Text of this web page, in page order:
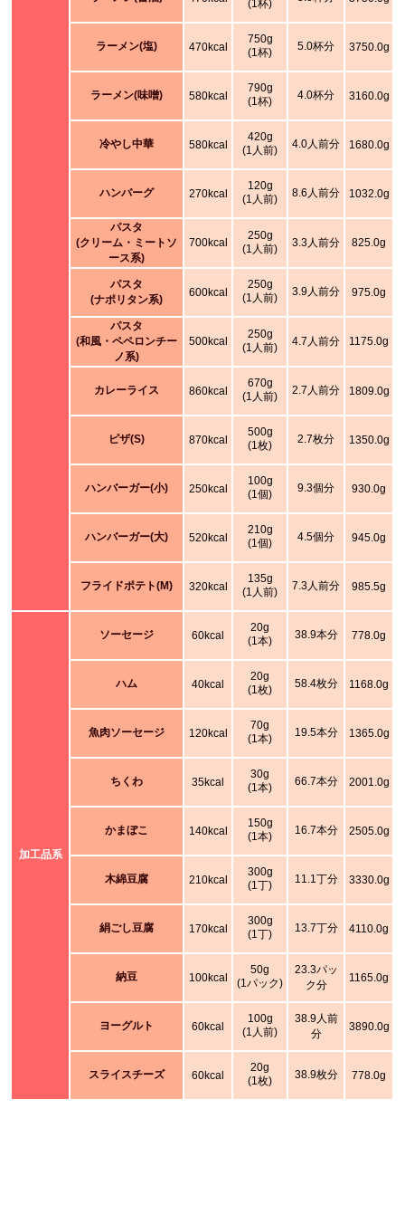
(1杯)
ラーメン(塩) 470kcal
750g
(1杯)
5.0杯分 3750.0g
ラーメン(味噌) 580kcal
790g
(1杯)
4.0杯分 3160.0g
冷やし中華 580kcal
420g
(1人前)
4.0人前分 1680.0g
ハンバーグ 270kcal
120g
(1人前)
8.6人前分 1032.0g
パスタ
(クリーム・ミートソ
ース系)
700kcal
250g
(1人前)
3.3人前分 825.0g
パスタ
(ナポリタン系)
600kcal
250g
(1人前)
3.9人前分 975.0g
パスタ
(和風・ペペロンチー
ノ系)
500kcal
250g
(1人前)
4.7人前分 1175.0g
カレーライス 860kcal
670g
(1人前)
2.7人前分 1809.0g
ピザ(S) 870kcal
500g
(1枚)
2.7枚分 1350.0g
ハンバーガー(小) 250kcal
100g
(1個)
9.3個分 930.0g
ハンバーガー(大) 520kcal
210g
(1個)
4.5個分 945.0g
フライドポテト(M) 320kcal
135g
(1人前)
7.3人前分 985.5g
加工品系
ソーセージ 60kcal
20g
(1本)
38.9本分 778.0g
ハム 40kcal
20g
(1枚)
58.4枚分 1168.0g
魚肉ソーセージ 120kcal
70g
(1本)
19.5本分 1365.0g
ちくわ 35kcal
30g
(1本)
66.7本分 2001.0g
かまぼこ 140kcal
150g
(1本)
16.7本分 2505.0g
木綿豆腐 210kcal
300g
(1丁)
11.1丁分 3330.0g
絹ごし豆腐 170kcal
300g
(1丁)
13.7丁分 4110.0g
納豆 100kcal
50g
(1パック)
23.3パッ
ク分
1165.0g
ヨーグルト 60kcal
100g
(1人前)
38.9人前
分
3890.0g
スライスチーズ 60kcal
20g
(1枚)
38.9枚分 778.0g